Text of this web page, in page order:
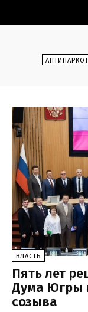
ВЛАСТЬ
Пять лет
Дума Югры
созыва